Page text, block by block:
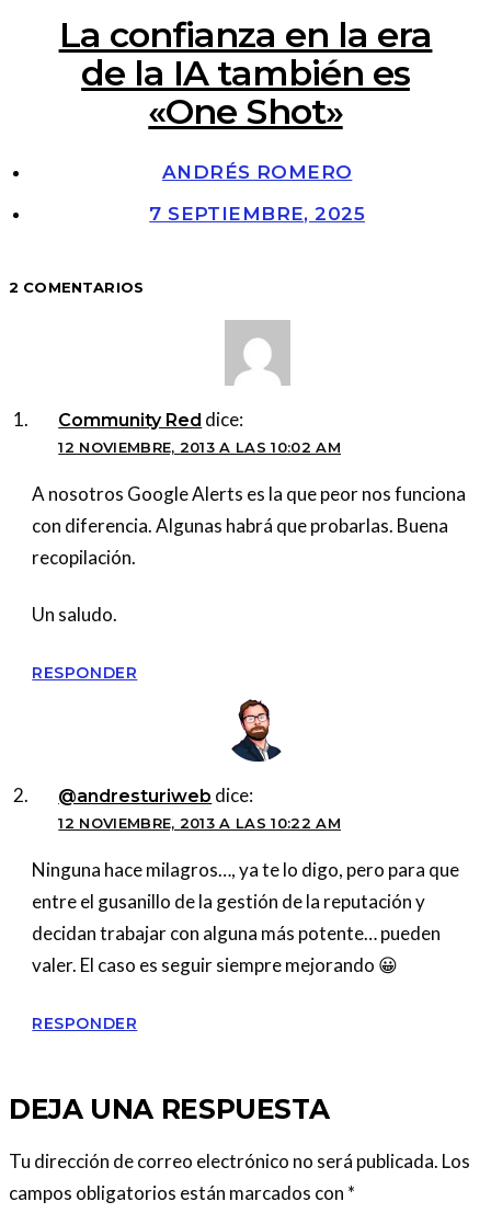
La confianza en la era
de la IA también es
«One Shot»
ANDRÉS ROMERO
7 SEPTIEMBRE, 2025
2 COMENTARIOS
Community Red dice:
12 NOVIEMBRE, 2013 A LAS 10:02 AM
A nosotros Google Alerts es la que peor nos funciona
con diferencia. Algunas habrá que probarlas. Buena
recopilación.
Un saludo.
RESPONDER
@andresturiweb dice:
12 NOVIEMBRE, 2013 A LAS 10:22 AM
Ninguna hace milagros…, ya te lo digo, pero para que
entre el gusanillo de la gestión de la reputación y
decidan trabajar con alguna más potente… pueden
valer. El caso es seguir siempre mejorando 😀
RESPONDER
DEJA UNA RESPUESTA
Tu dirección de correo electrónico no será publicada. Los
campos obligatorios están marcados con *